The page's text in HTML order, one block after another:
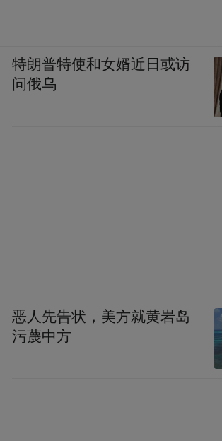
特朗普特使和女婿近日或访
问俄乌
恶人先告状，美方就黄岩岛
污蔑中方